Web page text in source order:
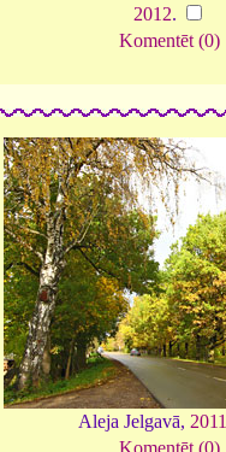
2012.
Komentēt (0)
Aleja Jelgavā, 2011